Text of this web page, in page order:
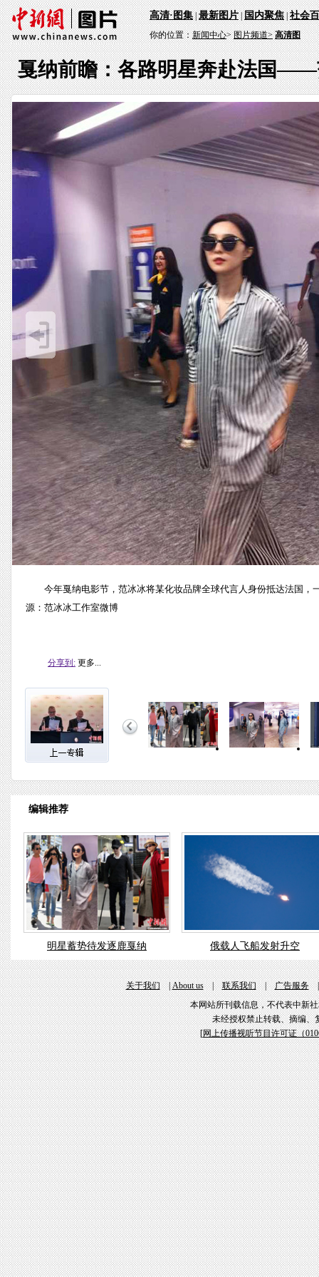
高清·图集|最新图片|国内聚焦|社会
你的位置：新闻中心>图片频道> 高清图
戛纳前瞻：各路明星奔赴法国——
今年戛纳电影节，范冰冰将某化妆品牌全球代言人身份抵达法国，
源：范冰冰工作室微博
分享到: 更多...
编辑推荐
明星蓄势待发逐鹿戛纳 俄载人飞船发射升空
关于我们|About us|联系我们|广告服务
本网站所刊载信息，不代表中新
未经授权禁止转载、摘编、
[网上传播视听节目许可证（